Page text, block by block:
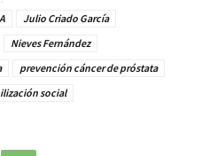
Julio Criado García
Nieves Fernández
prevención cáncer de próstata
social